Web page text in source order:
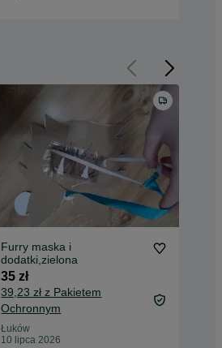
Furry maska i
dodatki,zielona
35 zł
39,23 zł z Pakietem
Ochronnym
Łuków
10 lipca 2026